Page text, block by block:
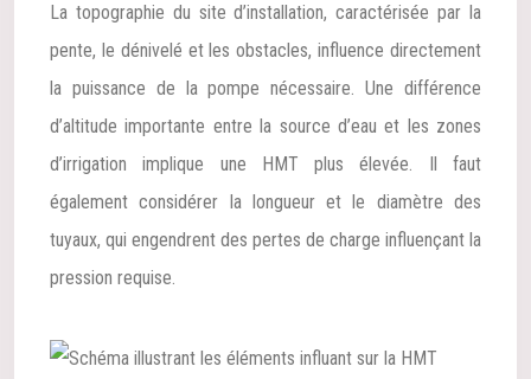
La topographie du site d’installation, caractérisée par la
pente, le dénivelé et les obstacles, influence directement
la puissance de la pompe nécessaire. Une différence
d’altitude importante entre la source d’eau et les zones
d’irrigation implique une HMT plus élevée. Il faut
également considérer la longueur et le diamètre des
tuyaux, qui engendrent des pertes de charge influençant la
pression requise.